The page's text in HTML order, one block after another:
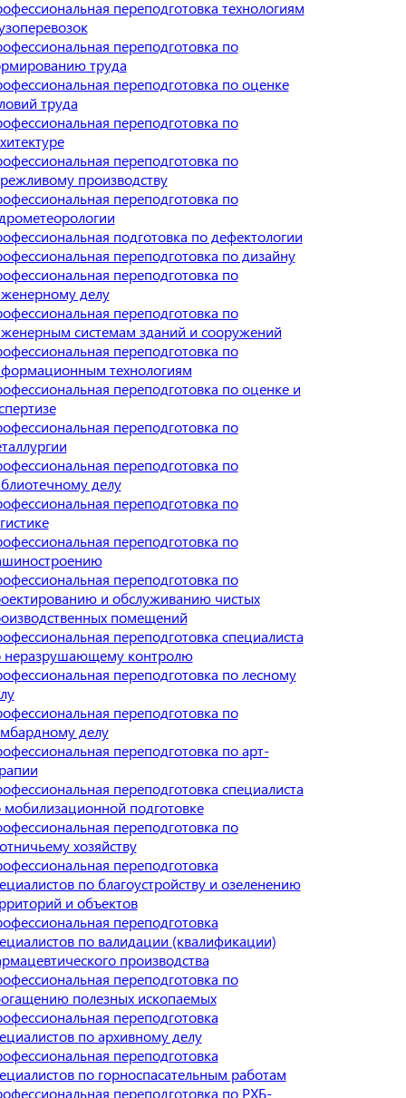
переподготовка технологиям
переподготовка по
труда
переподготовка по оценке
труда
переподготовка по
переподготовка по
производству
переподготовка по
подготовка по дефектологии
переподготовка по дизайну
переподготовка по
делу
переподготовка по
системам зданий и сооружений
переподготовка по
технологиям
переподготовка по оценке и
переподготовка по
переподготовка по
делу
переподготовка по
переподготовка по
переподготовка по
и обслуживанию чистых
помещений
переподготовка специалиста
неразрушающему контролю
переподготовка по лесному
переподготовка по
делу
переподготовка по арт-
переподготовка специалиста
мобилизационной подготовке
переподготовка по
хозяйству
переподготовка
по благоустройству и озеленению
и объектов
переподготовка
по валидации (квалификации)
производства
переподготовка по
полезных ископаемых
переподготовка
по архивному делу
переподготовка
по горноспасательным работам
переподготовка по РХБ-